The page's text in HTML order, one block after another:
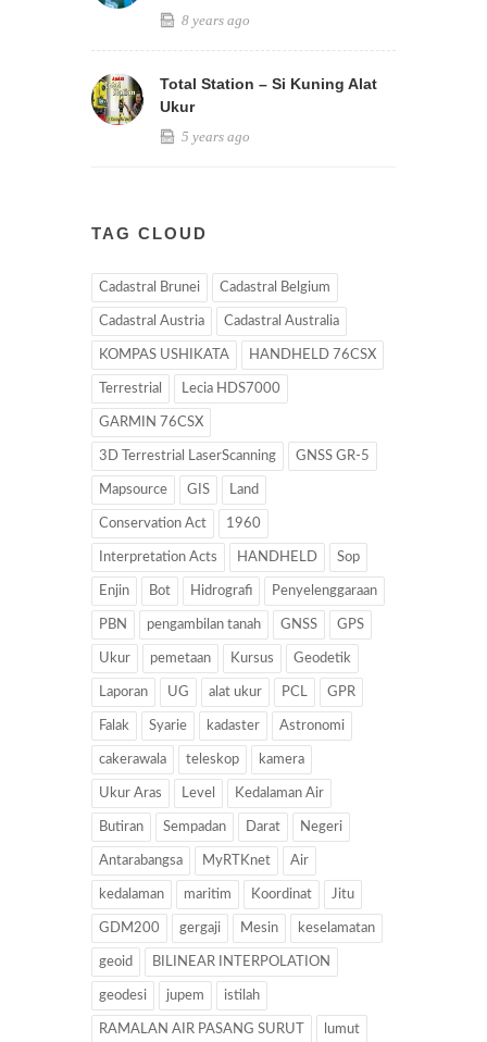
8 years ago
Total Station – Si Kuning Alat
Ukur
5 years ago
TAG CLOUD
Cadastral Brunei Cadastral Belgium
Cadastral Austria Cadastral Australia
KOMPAS USHIKATA HANDHELD 76CSX
Terrestrial Lecia HDS7000
GARMIN 76CSX
3D Terrestrial LaserScanning GNSS GR-5
Mapsource GIS Land
Conservation Act 1960
Interpretation Acts HANDHELD Sop
Enjin Bot Hidrografi Penyelenggaraan
PBN pengambilan tanah GNSS GPS
Ukur pemetaan Kursus Geodetik
Laporan UG alat ukur PCL GPR
Falak Syarie kadaster Astronomi
cakerawala teleskop kamera
Ukur Aras Level Kedalaman Air
Butiran Sempadan Darat Negeri
Antarabangsa MyRTKnet Air
kedalaman maritim Koordinat Jitu
GDM200 gergaji Mesin keselamatan
geoid BILINEAR INTERPOLATION
geodesi jupem istilah
RAMALAN AIR PASANG SURUT lumut